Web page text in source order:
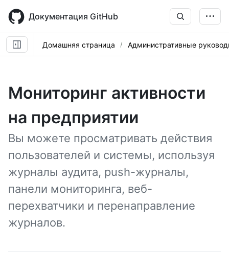
main
content
Документация GitHub
Домашняя страница Административные
Мониторинг активности
на предприятии
Вы можете просматривать действия
пользователей и системы, используя
журналы аудита, push-журналы,
панели мониторинга, веб-
перехватчики и перенаправление
журналов.